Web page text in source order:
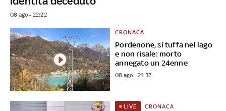
08 ago - 22:22
Pordenone, si tuffa nel lago
e non risale: morto
annegato un 24enne
CRONACA
08 ago - 21:32
LIVE CRONACA